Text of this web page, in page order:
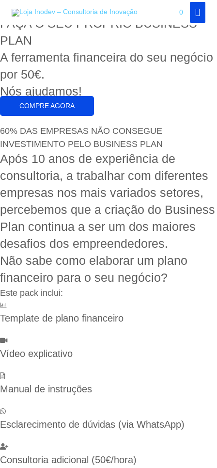
content
0
FAÇA O SEU PRÓPRIO BUSINESS
PLAN
A ferramenta financeira do seu negócio
por 50€.
Nós ajudamos!
COMPRE AGORA
60% DAS EMPRESAS NÃO CONSEGUE
INVESTIMENTO PELO BUSINESS PLAN
Após 10 anos de experiência de
consultoria, a trabalhar com diferentes
empresas nos mais variados setores,
percebemos que a criação do Business
Plan continua a ser um dos maiores
desafios dos empreendedores.
Não sabe como elaborar um plano
financeiro para o seu negócio?
Este pack inclui:
Template de plano financeiro
Vídeo explicativo
Manual de instruções
Esclarecimento de dúvidas (via WhatsApp)
Consultoria adicional (50€/hora)